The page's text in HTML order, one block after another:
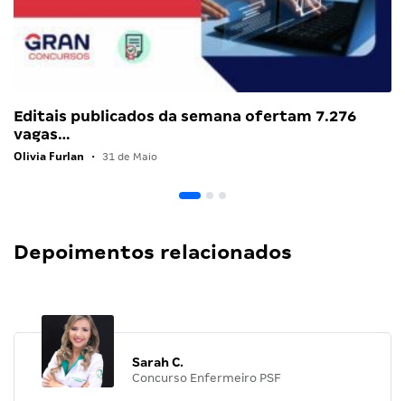
Editais publicados da semana ofertam 7.276
vagas…
Olivia Furlan • 31 de Maio
Depoimentos relacionados
Sarah C.
Concurso Enfermeiro PSF